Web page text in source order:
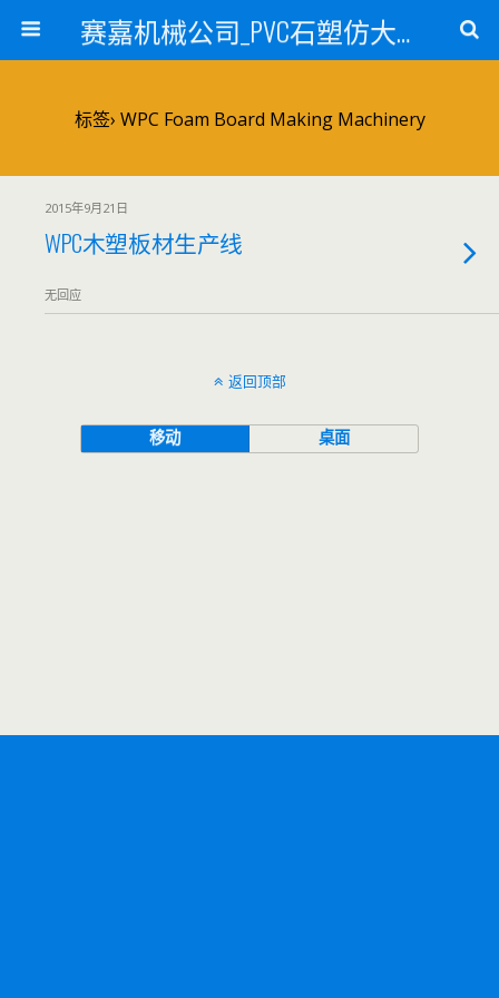
赛嘉机械公司_PVC石塑仿大理石线条生产线_PVC仿大理石板材生产设备_PVC门窗型材生产设备_PVC扣板设备_PVC/WPC发泡板材生产线_PVC波浪瓦生产设备_地毯覆膜TPR TPE设备_TPR鞋边条生产设备_PVC封边条卡条生产设备_PVC造料设备_PVC PE PP管材生产线_混合机
标签› WPC Foam Board Making Machinery
2015年9月21日
WPC木塑板材生产线
无回应
返回顶部
移动 桌面